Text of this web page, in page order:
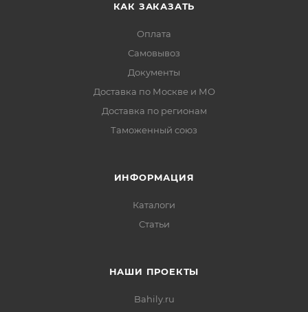
КАК ЗАКАЗАТЬ
Оплата
Самовывоз
Документы
Доставка по Москве и МО
Доставка по регионам
Таможенный союз
ИНФОРМАЦИЯ
Каталоги
Статьи
НАШИ ПРОЕКТЫ
Bahily.ru